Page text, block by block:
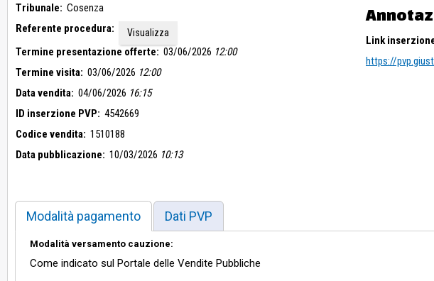
Tribunale: Cosenza
Referente procedura:
Visualizza
Termine presentazione offerte: 03/06/2026 12:00
Termine visita: 03/06/2026 12:00
Data vendita: 04/06/2026 16:15
ID inserzione PVP: 4542669
Codice vendita: 1510188
Data pubblicazione: 10/03/2026 10:13
Link
https://
Modalità pagamento Dati PVP
Modalità versamento cauzione:
Come indicato sul Portale delle Vendite Pubbliche